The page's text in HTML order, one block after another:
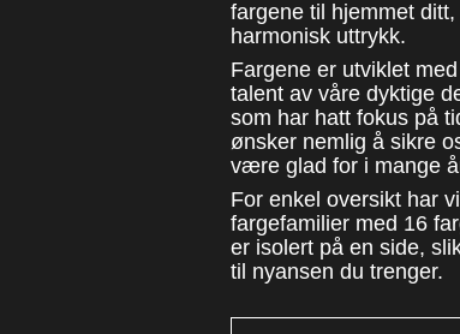
fargene til hjemmet
harmonisk uttrykk.
Fargene er utviklet
talent av våre dyktige
som har hatt fokus på
ønsker nemlig å sikre
være glad for i mange
For enkel oversikt har
fargefamilier med 16
er isolert på en side,
til nyansen du trenger.